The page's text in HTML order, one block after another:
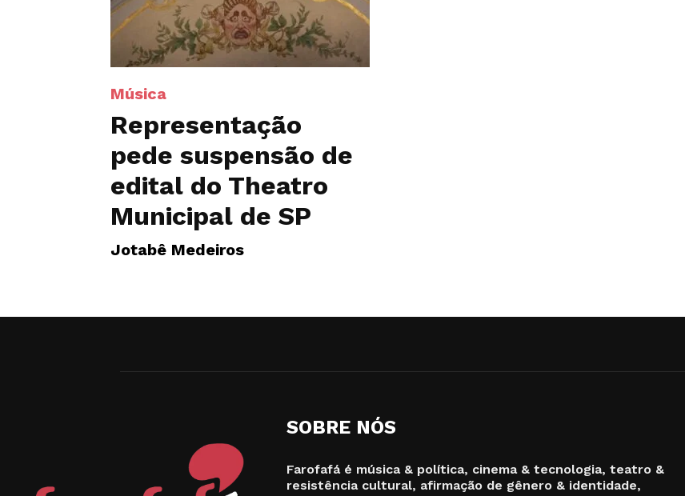
Música
Representação
pede suspensão de
edital do Theatro
Municipal de SP
Jotabê Medeiros
SOBRE NÓS
Farofafá é música & política, cinema & tecnologia, teatro &
resistência cultural, afirmação de gênero & identidade,